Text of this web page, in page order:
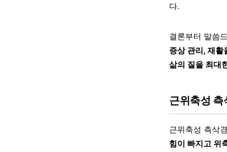
다.
결론부터 말씀
증상 관리, 재활
삶의 질을 최대
근위축성
근위축성 측삭
힘이 빠지고 위